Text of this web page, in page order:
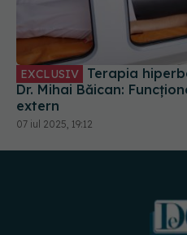
Dr. Mihai Băican:
extern
07 iul 2025, 19:12